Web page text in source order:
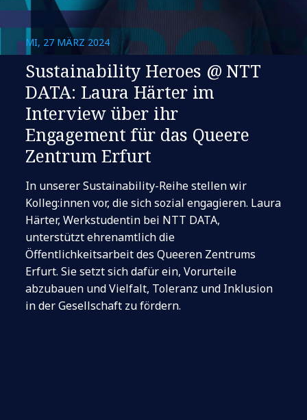
MI, 27 MÄRZ 2024
Sustainability Heroes @ NTT
DATA: Laura Härter im
Interview über ihr
Engagement für das Queere
Zentrum Erfurt
In unserer Sustainability-Reihe stellen wir
Kolleg:innen vor, die sich sozial engagieren. Laura
Härter, Werkstudentin bei NTT DATA,
unterstützt ehrenamtlich die
Öffentlichkeitsarbeit des Queeren Zentrums
Erfurt. Sie setzt sich dafür ein, Vorurteile
abzubauen und Vielfalt, Toleranz und Inklusion
in der Gesellschaft zu fördern.